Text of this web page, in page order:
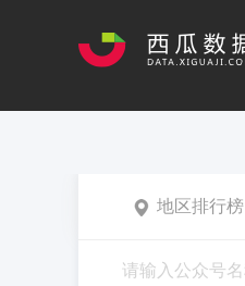
地区排行榜